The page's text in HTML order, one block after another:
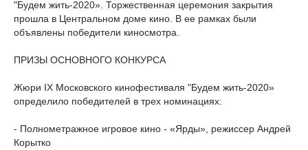
"Будем жить-2020». Торжественная церемония закрытия
прошла в Центральном доме кино. В ее рамках были
объявлены победители киносмотра.
ПРИЗЫ ОСНОВНОГО КОНКУРСА
Жюри IX Московского кинофестиваля "Будем жить-2020»
определило победителей в трех номинациях:
- Полнометражное игровое кино - «Ярды», режиссер Андрей
Корытко